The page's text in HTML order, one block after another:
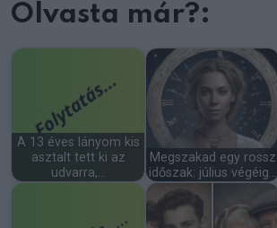
Olvasta már?:
A 13 éves lányom kis
asztalt tett ki az
udvarra,…
Megszakad egy rossz
időszak: július végéig…